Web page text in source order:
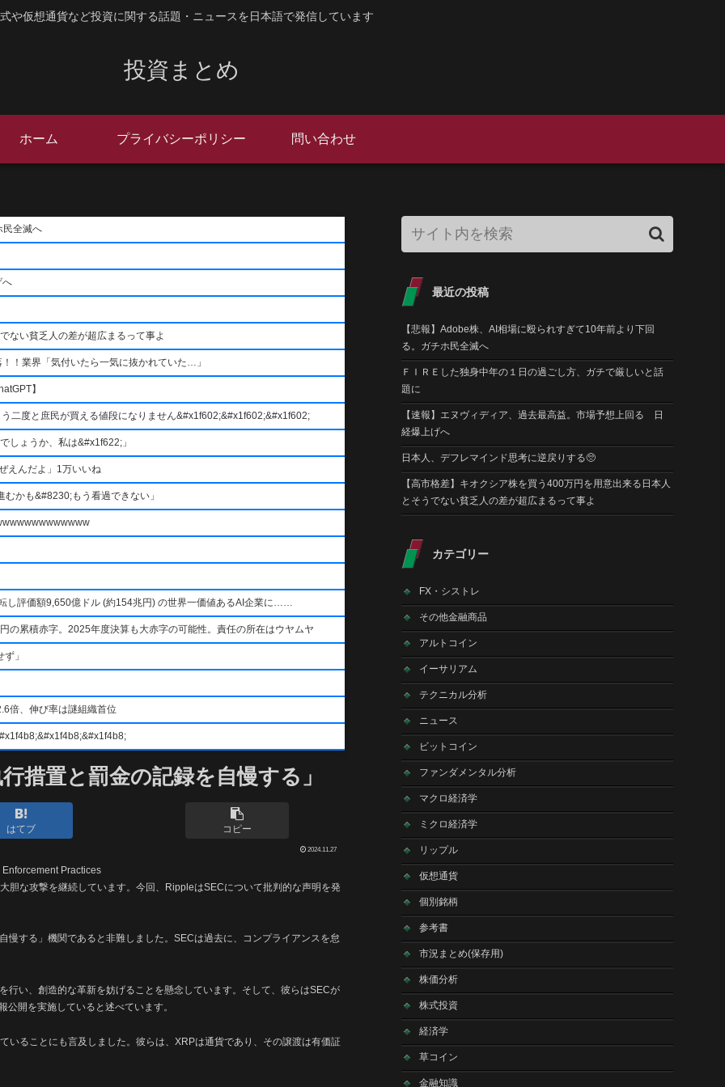
や仮想通貨など投資に関する話題・ニュースを日本語で発信しています
投資まとめ
ホーム プライバシーポリシー 問い合わせ
民全滅へ
へ
ない貧乏人の差が超広まるって事よ
！業界「気付いたら一気に抜かれていた…」
】
二度と庶民が買える値段になりません&#x1f602;&#x1f602;&#x1f602;
しょうか、私は&#x1f622;」
えんだよ」1万いいね
かも&#8230;もう看過できない」
評価額9,650億ドル (約154兆円) の世界一価値あるAI企業に……
の累積赤字。2025年度決算も大赤字の可能性。責任の所在はウヤムヤ
」
倍、伸び率は謎組織首位
措置と罰金の記録を自慢する」
はてブ コピー
2024.11.27
な攻撃を継続しています。今回、RippleはSECについて批判的な声明を発
する」機関であると非難しました。SECは過去に、コンプライアンスを怠
い、創造的な革新を妨げることを懸念しています。そして、彼らはSECが
開を実施していると述べています。
ることにも言及しました。彼らは、XRPは通貨であり、その譲渡は有価証
最近の投稿
【悲報】Adobe株、AI相場に殴られすぎて10年前より下回
る。ガチホ民全滅へ
ＦＩＲＥした独身中年の１日の過ごし方、ガチで厳しいと話
題に
【速報】エヌヴィディア、過去最高益。市場予想上回る 日
経爆上げへ
日本人、デフレマインド思考に逆戻りする🥺
【高市格差】キオクシア株を買う400万円を用意出来る日本人
とそうでない貧乏人の差が超広まるって事よ
カテゴリー
FX・シストレ
その他金融商品
アルトコイン
イーサリアム
テクニカル分析
ニュース
ビットコイン
ファンダメンタル分析
マクロ経済学
ミクロ経済学
リップル
仮想通貨
個別銘柄
参考書
市況まとめ(保存用)
株価分析
株式投資
経済学
草コイン
金融知識